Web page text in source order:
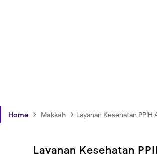
Home › Makkah › Layanan Kesehatan PPIH
Layanan Kesehatan